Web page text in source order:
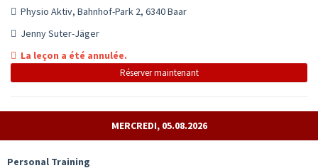
Physio Aktiv, Bahnhof-Park 2, 6340 Baar
Jenny Suter-Jäger
La leçon a été annulée.
Réserver maintenant
MERCREDI, 05.08.2026
Personal Training